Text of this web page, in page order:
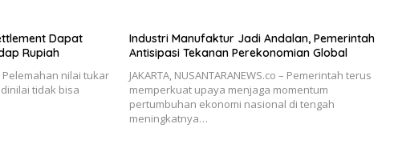
Dapat
Rupiah
Pelemahan nilai tukar
tidak bisa
Industri Manufaktur Jadi Andalan, Pemerintah
Antisipasi Tekanan Perekonomian Global
JAKARTA, NUSANTARANEWS.co – Pemerintah terus
memperkuat upaya menjaga momentum
pertumbuhan ekonomi nasional di tengah
meningkatnya…